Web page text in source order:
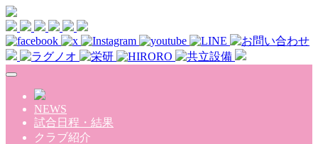
Skip to main content
NEWS
試合日程・結果
クラブ紹介